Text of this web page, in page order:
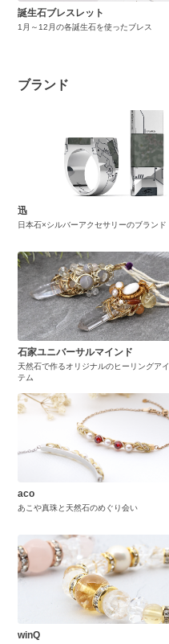
誕生石ブレスレット
1月～12月の各誕生石を使ったブレス
ブランド
迅
日本石×シルバーアクセサリーのブランド
石家ユニバーサルマインド
天然石で作るオリジナルのヒーリングアイ
テム
aco
あこや真珠と天然石のめぐり会い
winQ